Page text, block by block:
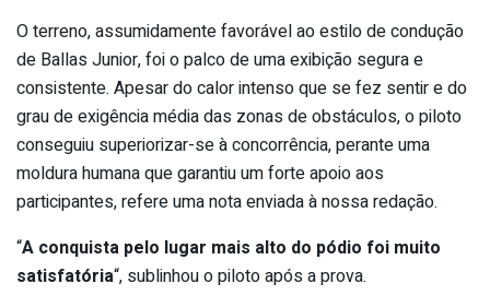
O terreno, assumidamente favorável ao estilo de condução
de Ballas Junior, foi o palco de uma exibição segura e
consistente. Apesar do calor intenso que se fez sentir e do
grau de exigência média das zonas de obstáculos, o piloto
conseguiu superiorizar-se à concorrência, perante uma
moldura humana que garantiu um forte apoio aos
participantes, refere uma nota enviada à nossa redação.
“A conquista pelo lugar mais alto do pódio foi muito
satisfatória“, sublinhou o piloto após a prova.